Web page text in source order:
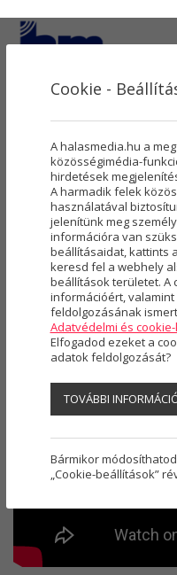
Televízió
Kultúra
Rovatok
Újság
Rólunk
Hasznos
Regisztráció
MEGTEKINTHETŐ MŰSORAINK»
Kultúrkép -
Cookie -
A halasmedia.hu a
közösségimédia-
hirdetések
A harmadik felek
használatával
jelenítünk meg
információra van
beállításaidat, kattints
keresd fel a webhely
beállítások területet. A
információért,
feldolgozásának
Adatvédelmi és
Elfogadod ezeket a
adatok feldolgozását?
TOVÁBBI
Bármikor
„Cookie-beállítások”